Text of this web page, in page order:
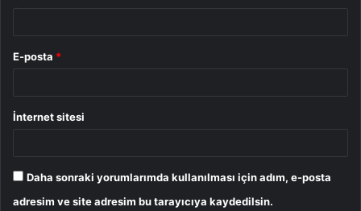
E-posta *
İnternet sitesi
Daha sonraki yorumlarımda kullanılması için adım, e-posta
adresim ve site adresim bu tarayıcıya kaydedilsin.